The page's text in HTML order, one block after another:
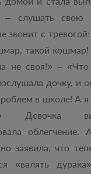
– слушать свою
звонит с
такой
не своя!» – «Что
дочку, и
в школе! А я
Девочка
заявила, что
«валять